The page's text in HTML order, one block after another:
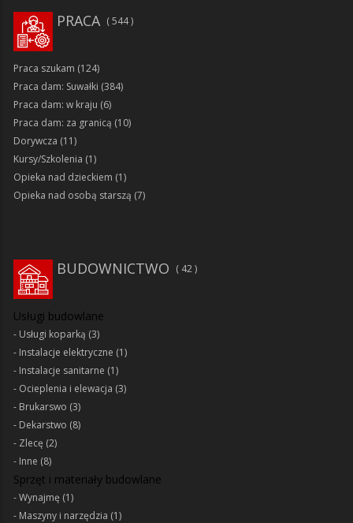
PRACA 544
Praca szukam (124)
Praca dam: Suwałki (384)
Praca dam: w kraju (6)
Praca dam: za granicą (10)
Dorywcza (11)
Kursy/Szkolenia (1)
Opieka nad dzieckiem (1)
Opieka nad osobą starszą (7)
BUDOWNICTWO 42
Usługi budowlane
Usługi koparką (3)
Instalacje elektryczne (1)
Instalacje sanitarne (1)
Ocieplenia i elewacja (3)
Brukarswo (3)
Dekarstwo (8)
Zlecę (2)
Inne (8)
Sprzęt i materiały budowlane
Wynajmę (1)
Maszyny i narzędzia (1)